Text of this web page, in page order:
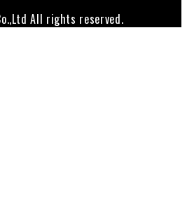
All rights reserved.